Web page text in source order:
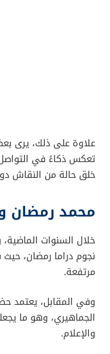
علاوة على ذلك، يرى
تعكس ذكاءً في
خلق حالة من النقاش
محمد رمضان
خلال السنوات
نجوم دراما رمضان،
مرتفعة.
وفي المقابل، يعتمد
الجماهيري، وهو ما
والإعلام.